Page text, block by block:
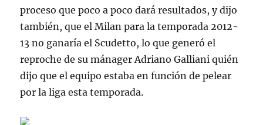
proceso que poco a poco dará resultados, y dijo
también, que el Milan para la temporada 2012-
13 no ganaría el Scudetto, lo que generó el
reproche de su mánager Adriano Galliani quién
dijo que el equipo estaba en función de pelear
por la liga esta temporada.